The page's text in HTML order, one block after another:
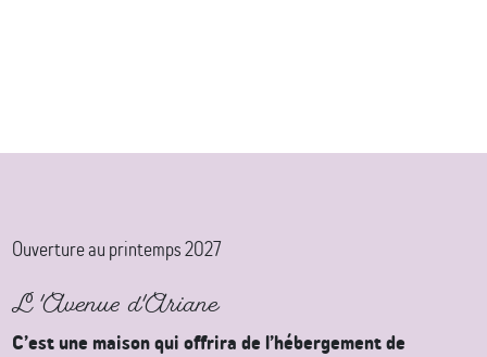
Ouverture au printemps 2027
L'Avenue d'Ariane
C’est une maison qui offrira de l’hébergement de